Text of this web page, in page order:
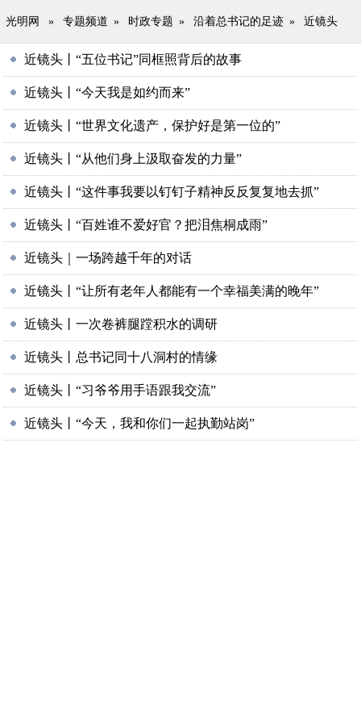
光明网 » 专题频道 » 时政专题 » 沿着总书记的足迹 » 近镜头
近镜头丨“五位书记”同框照背后的故事
近镜头丨“今天我是如约而来”
近镜头丨“世界文化遗产，保护好是第一位的”
近镜头丨“从他们身上汲取奋发的力量”
近镜头丨“这件事我要以钉钉子精神反反复复地去抓”
近镜头丨“百姓谁不爱好官？把泪焦桐成雨”
近镜头｜一场跨越千年的对话
近镜头丨“让所有老年人都能有一个幸福美满的晚年”
近镜头丨一次卷裤腿蹚积水的调研
近镜头丨总书记同十八洞村的情缘
近镜头丨“习爷爷用手语跟我交流”
近镜头丨“今天，我和你们一起执勤站岗”